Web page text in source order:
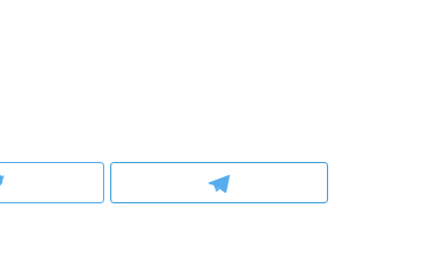
запросах мастеров